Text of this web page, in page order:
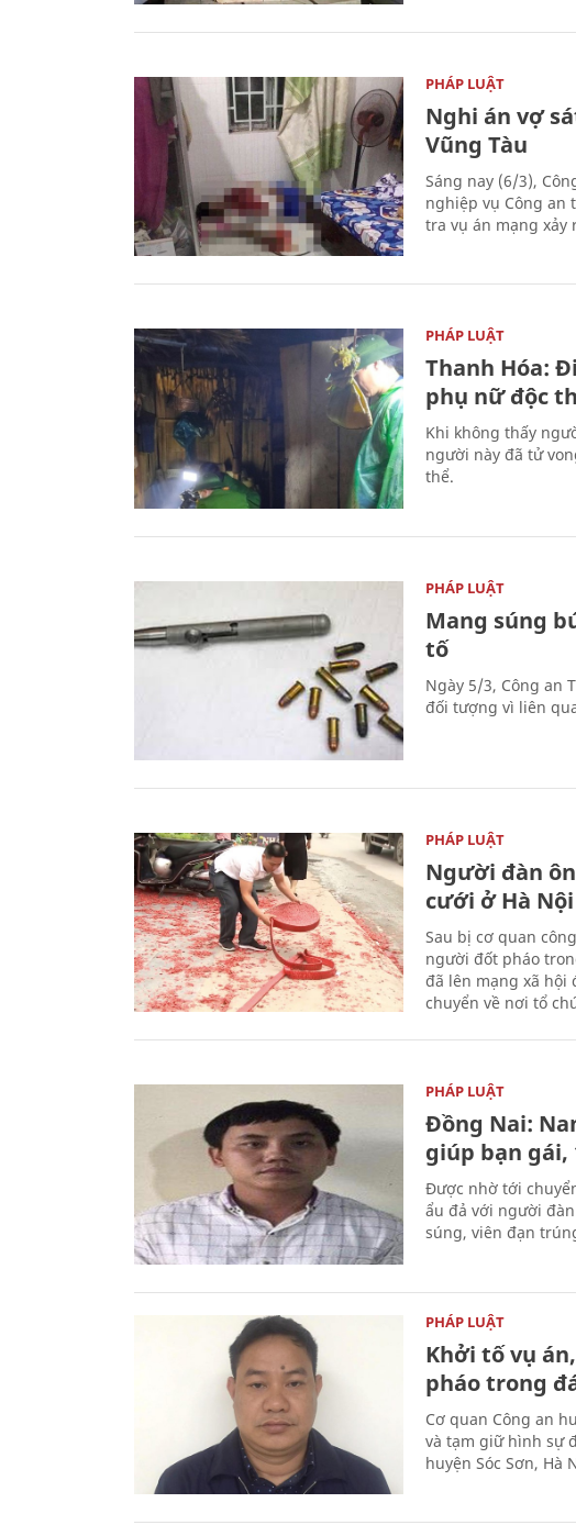
PHÁP LUẬT
Nghi án vợ
Vũng Tàu
Sáng nay (6/3),
nghiệp vụ Công an
tra vụ án mạng xảy
PHÁP LUẬT
Thanh Hóa:
phụ nữ độc
Khi không thấy
người này đã tử
thể.
PHÁP LUẬT
Mang súng
tố
Ngày 5/3, Công an
đối tượng vì liên
PHÁP LUẬT
Người đàn
cưới ở Hà
Sau bị cơ quan
người đốt pháo
đã lên mạng xã hội
chuyển về nơi tổ
PHÁP LUẬT
Đồng Nai:
giúp bạn
Được nhờ tới
ẩu đả với người
súng, viên đạn
PHÁP LUẬT
Khởi tố vụ
pháo trong
Cơ quan Công an
và tạm giữ hình sự
huyện Sóc Sơn, Hà